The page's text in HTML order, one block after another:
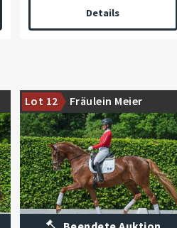
Details
Lot 12 Fräulein Meier
Sympathische Tochter des Fashion
in Black NRW